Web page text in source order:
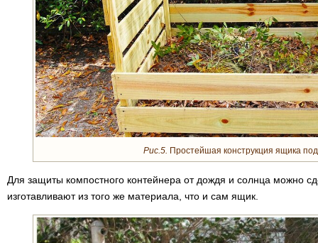
Рис.5. Простейшая конструкция ящика
Для защиты компостного контейнера от дождя и солнца можно
изготавливают из того же материала, что и сам ящик.